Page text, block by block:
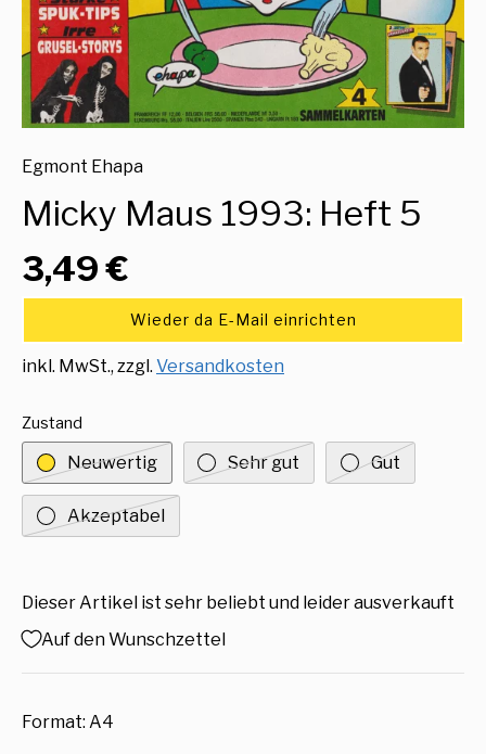
Egmont Ehapa
Micky Maus 1993: Heft 5
3,49 €
Wieder da E-Mail einrichten
inkl. MwSt., zzgl. Versandkosten
Zustand
Neuwertig Sehr gut Gut
Akzeptabel
Dieser Artikel ist sehr beliebt und leider ausverkauft
Auf den Wunschzettel
Format: A4